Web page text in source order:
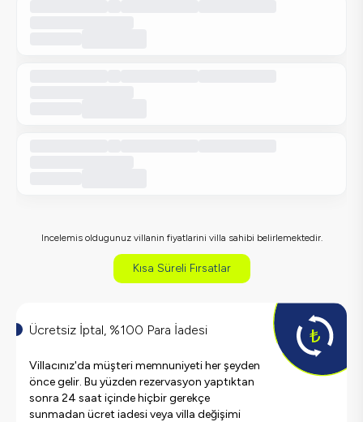
Incelemis oldugunuz villanin fiyatlarini villa sahibi belirlemektedir.
Kısa Süreli Fırsatlar
Ücretsiz İptal, %100 Para İadesi
Villacınız'da müşteri memnuniyeti her şeyden
önce gelir. Bu yüzden rezervasyon yaptıktan
sonra 24 saat içinde hiçbir gerekçe
sunmadan ücret iadesi veya villa değişimi